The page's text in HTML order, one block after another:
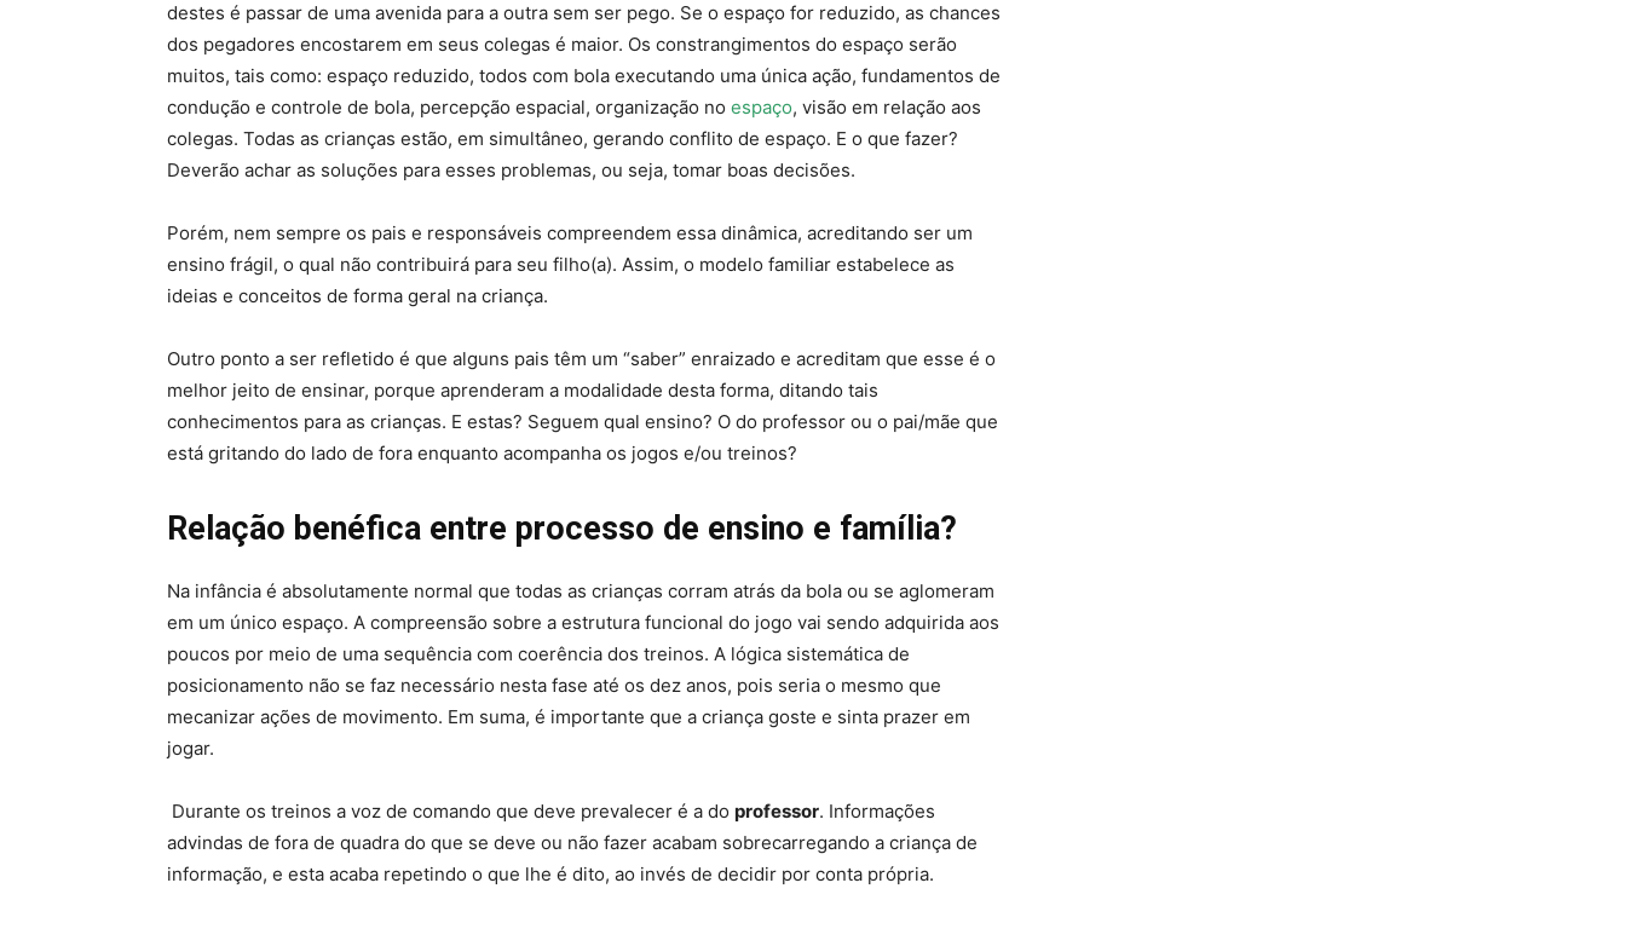
destes é passar de uma avenida para a outra sem ser pego. Se o espaço for reduzido, as chances
dos pegadores encostarem em seus colegas é maior. Os constrangimentos do espaço serão
muitos, tais como: espaço reduzido, todos com bola executando uma única ação, fundamentos de
condução e controle de bola, percepção espacial, organização no espaço, visão em relação aos
colegas. Todas as crianças estão, em simultâneo, gerando conflito de espaço. E o que fazer?
Deverão achar as soluções para esses problemas, ou seja, tomar boas decisões.
Porém, nem sempre os pais e responsáveis compreendem essa dinâmica, acreditando ser um
ensino frágil, o qual não contribuirá para seu filho(a). Assim, o modelo familiar estabelece as
ideias e conceitos de forma geral na criança.
Outro ponto a ser refletido é que alguns pais têm um “saber” enraizado e acreditam que esse é o
melhor jeito de ensinar, porque aprenderam a modalidade desta forma, ditando tais
conhecimentos para as crianças. E estas? Seguem qual ensino? O do professor ou o pai/mãe que
está gritando do lado de fora enquanto acompanha os jogos e/ou treinos?
Relação benéfica entre processo de ensino e família?
Na infância é absolutamente normal que todas as crianças corram atrás da bola ou se aglomeram
em um único espaço. A compreensão sobre a estrutura funcional do jogo vai sendo adquirida aos
poucos por meio de uma sequência com coerência dos treinos. A lógica sistemática de
posicionamento não se faz necessário nesta fase até os dez anos, pois seria o mesmo que
mecanizar ações de movimento. Em suma, é importante que a criança goste e sinta prazer em
jogar.
Durante os treinos a voz de comando que deve prevalecer é a do professor. Informações
advindas de fora de quadra do que se deve ou não fazer acabam sobrecarregando a criança de
informação, e esta acaba repetindo o que lhe é dito, ao invés de decidir por conta própria.